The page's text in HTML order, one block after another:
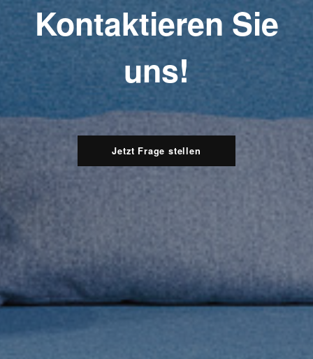
Kontaktieren Sie
uns!
Jetzt Frage stellen